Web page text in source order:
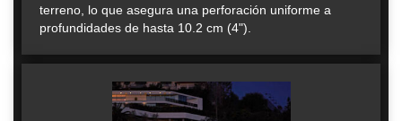
terreno, lo que asegura una perforación uniforme a
profundidades de hasta 10.2 cm (4").